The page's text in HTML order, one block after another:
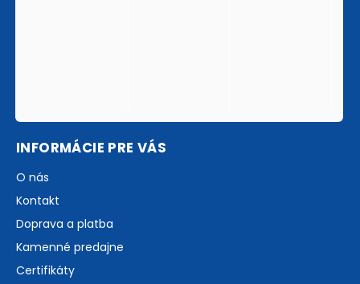
INFORMÁCIE PRE VÁS
O nás
Kontakt
Doprava a platba
Kamenné predajne
Certifikáty